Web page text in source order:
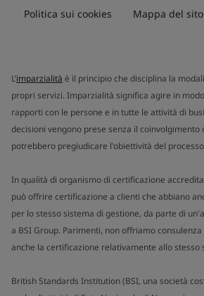
Politica sui cookies Mappa del sito
L’imparzialità è il principio che disciplina la
propri servizi. Imparzialità significa agire in
rapporti con le persone e in tutte le attività di
decisioni vengono prese senza il
potrebbero pregiudicare l'obiettività del
In qualità di organismo di certificazione
può offrire certificazione a clienti che abbiano
per lo stesso sistema di gestione, da parte di
a BSI Group. Parimenti, non offriamo
anche la certificazione relativamente allo stesso
British Standards Institution (BSI, una società